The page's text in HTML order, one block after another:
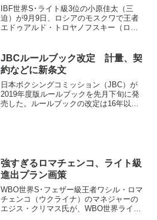
IBF世界S･ライト級3位の小原佳太（三
迫）が9月9日、ロシアのモスクワで王者
エドゥアルド・トロヤノフスキー（ロシ
習に先だって記者会見した小原は「想像
もしなかった大舞...
JBCルールブック改定 計量、契
約などに新条文
日本ボクシングコミッション（JBC）が
2019年度版ルールブックを先月下旬に発
売した。ルールブックの改定は16年以来3
強すぎるロマチェンコ、ライト級
進出プラン画策
WBO世界S･フェザー級王者ワシル・ロマ
チェンコ（ウクライナ）のマネジャーの
エジス・クリマス氏が、WBO世界ライト